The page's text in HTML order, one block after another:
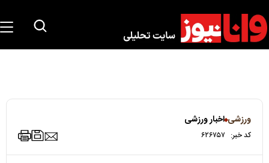
ورزشی اخبار ورزشی
کد خبر: ۶۲۶۷۵۷